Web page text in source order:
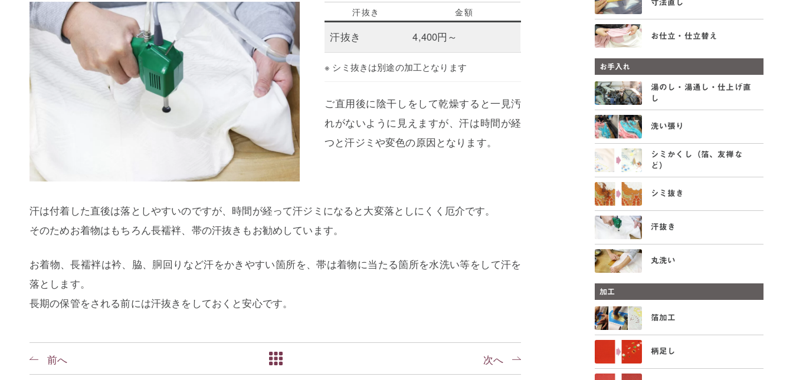
汗抜き 金額
汗抜き 4,400円～
※ シミ抜きは別途の加工となります
ご直用後に陰干しをして乾燥すると一見汚
れがないように見えますが、汗は時間が経
つと汗ジミや変色の原因となります。
汗は付着した直後は落としやすいのですが、時間が経って汗ジミになると大変落としにくく厄介です。
そのためお着物はもちろん長襦袢、帯の汗抜きもお勧めしています。
お着物、長襦袢は衿、脇、胴回りなど汗をかきやすい箇所を、帯は着物に当たる箇所を水洗い等をして汗を
落とします。
長期の保管をされる前には汗抜きをしておくと安心です。
前へ 次へ
寸法直し
お仕立・仕立替え
お手入れ
湯のし・湯通し・仕上げ直
し
洗い張り
シミかくし（箔、友禅な
ど）
シミ抜き
汗抜き
丸洗い
加工
箔加工
柄足し